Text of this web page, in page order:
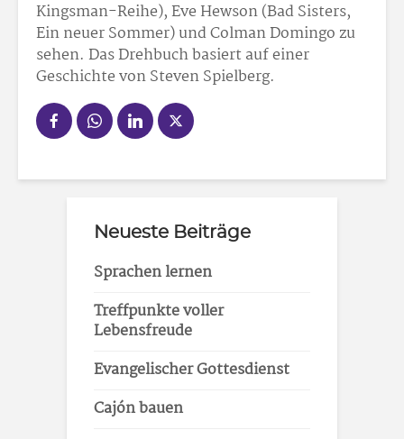
Kingsman-Reihe), Eve Hewson (Bad Sisters,
Ein neuer Sommer) und Colman Domingo zu
sehen. Das Drehbuch basiert auf einer
Geschichte von Steven Spielberg.
Neueste Beiträge
Sprachen lernen
Treffpunkte voller
Lebensfreude
Evangelischer Gottesdienst
Cajón bauen